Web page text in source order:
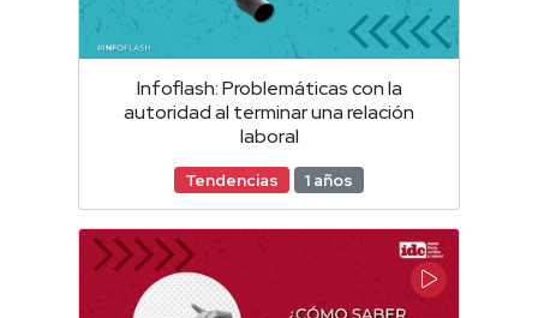
Infoflash: Problemáticas con la
autoridad al terminar una relación
laboral
Tendencias 1 años